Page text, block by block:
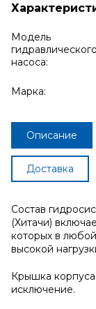
Модель
гидравлического
насоса:
Марка:
Описание
Доставка
Состав
(Хитачи)
которых в
высокой
Крышка
исключение.